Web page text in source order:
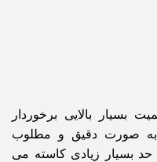
بسیار بالایی برخوردار
به صورت دقیق و مطلوب
بسیار زیادی کاسته می